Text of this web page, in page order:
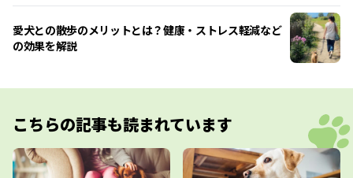
愛犬との散歩のメリットとは？健康・ストレス軽減など
の効果を解説
こちらの記事も読まれています